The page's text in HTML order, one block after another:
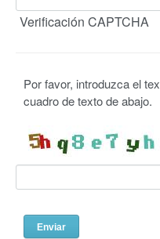
Verificación CAPTCHA
Por favor, introduzca el
cuadro de texto de abajo.